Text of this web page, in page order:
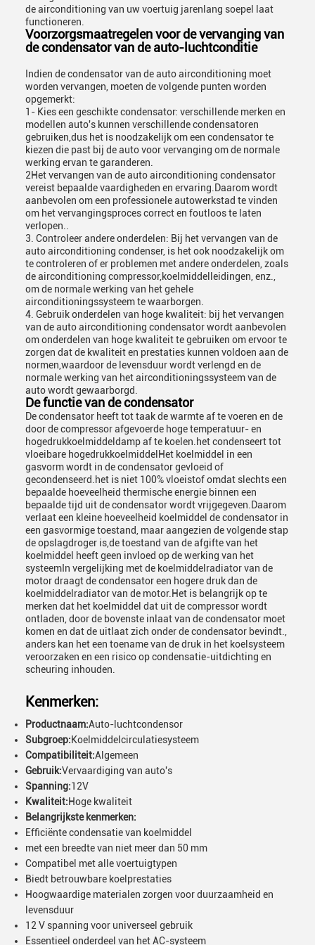
de airconditioning van uw voertuig jarenlang soepel laat
functioneren.
Voorzorgsmaatregelen voor de vervanging van
de condensator van de auto-luchtconditie
Indien de condensator van de auto airconditioning moet
worden vervangen, moeten de volgende punten worden
opgemerkt:
1- Kies een geschikte condensator: verschillende merken en
modellen auto's kunnen verschillende condensatoren
gebruiken,dus het is noodzakelijk om een condensator te
kiezen die past bij de auto voor vervanging om de normale
werking ervan te garanderen.
2Het vervangen van de auto airconditioning condensator
vereist bepaalde vaardigheden en ervaring.Daarom wordt
aanbevolen om een professionele autowerkstad te vinden
om het vervangingsproces correct en foutloos te laten
verlopen..
3. Controleer andere onderdelen: Bij het vervangen van de
auto airconditioning condenser, is het ook noodzakelijk om
te controleren of er problemen met andere onderdelen, zoals
de airconditioning compressor,koelmiddelleidingen, enz.,
om de normale werking van het gehele
airconditioningssysteem te waarborgen.
4. Gebruik onderdelen van hoge kwaliteit: bij het vervangen
van de auto airconditioning condensator wordt aanbevolen
om onderdelen van hoge kwaliteit te gebruiken om ervoor te
zorgen dat de kwaliteit en prestaties kunnen voldoen aan de
normen,waardoor de levensduur wordt verlengd en de
normale werking van het airconditioningssysteem van de
auto wordt gewaarborgd.
De functie van de condensator
De condensator heeft tot taak de warmte af te voeren en de
door de compressor afgevoerde hoge temperatuur- en
hogedrukkoelmiddeldamp af te koelen.het condenseert tot
vloeibare hogedrukkoelmiddelHet koelmiddel in een
gasvorm wordt in de condensator gevloeid of
gecondenseerd.het is niet 100% vloeistof omdat slechts een
bepaalde hoeveelheid thermische energie binnen een
bepaalde tijd uit de condensator wordt vrijgegeven.Daarom
verlaat een kleine hoeveelheid koelmiddel de condensator in
een gasvormige toestand, maar aangezien de volgende stap
de opslagdroger is,de toestand van de afgifte van het
koelmiddel heeft geen invloed op de werking van het
systeemIn vergelijking met de koelmiddelradiator van de
motor draagt de condensator een hogere druk dan de
koelmiddelradiator van de motor.Het is belangrijk op te
merken dat het koelmiddel dat uit de compressor wordt
ontladen, door de bovenste inlaat van de condensator moet
komen en dat de uitlaat zich onder de condensator bevindt.,
anders kan het een toename van de druk in het koelsysteem
veroorzaken en een risico op condensatie-uitdichting en
scheuring inhouden.
Kenmerken:
Productnaam:Auto-luchtcondensor
Subgroep:Koelmiddelcirculatiesysteem
Compatibiliteit:Algemeen
Gebruik:Vervaardiging van auto's
Spanning:12V
Kwaliteit:Hoge kwaliteit
Belangrijkste kenmerken:
Efficiënte condensatie van koelmiddel
met een breedte van niet meer dan 50 mm
Compatibel met alle voertuigtypen
Biedt betrouwbare koelprestaties
Hoogwaardige materialen zorgen voor duurzaamheid en
levensduur
12 V spanning voor universeel gebruik
Essentieel onderdeel van het AC-systeem